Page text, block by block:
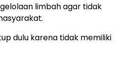
limbah agar tidak
dulu karena tidak memiliki